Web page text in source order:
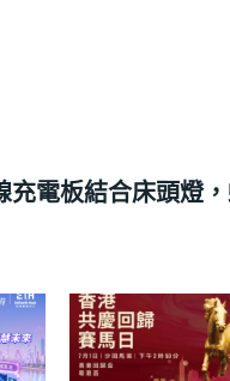
充電板結合床頭燈